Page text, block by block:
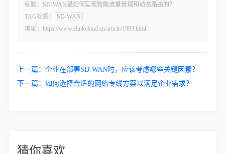
标题：SD-WAN是如何实现智能流量管理和动态路由的？
TAG标签：
SD-WAN
地址：https://www.elinkcloud.cn/article/1993.html
上一篇：企业在部署SD-WAN时，应该考虑哪些关键因素？
下一篇：如何选择合适的网络专线方案以满足企业需求？
猜你喜欢